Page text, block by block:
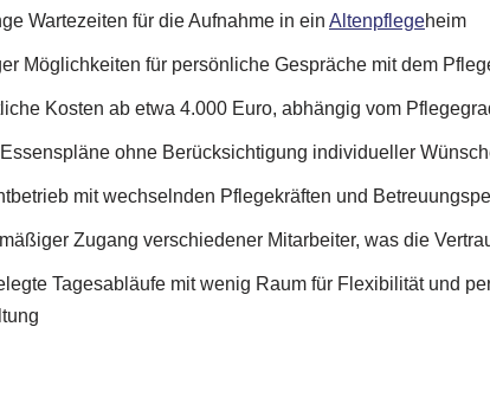
Wartezeiten für die Aufnahme in ein Altenpflegeheim
Möglichkeiten für persönliche Gespräche mit dem
Kosten ab etwa 4.000 Euro, abhängig vom
ohne Berücksichtigung individueller
mit wechselnden Pflegekräften und
Zugang verschiedener Mitarbeiter, was die
Tagesabläufe mit wenig Raum für Flexibilität und